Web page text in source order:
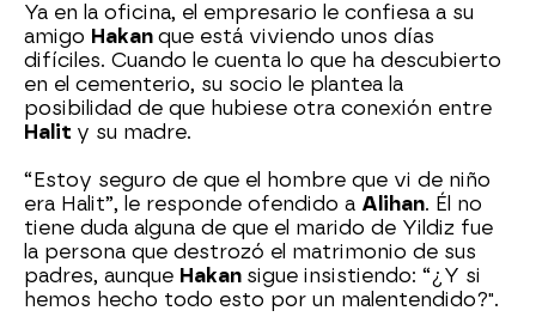
Ya en la oficina, el empresario le confiesa a su
amigo Hakan que está viviendo unos días
difíciles. Cuando le cuenta lo que ha descubierto
en el cementerio, su socio le plantea la
posibilidad de que hubiese otra conexión entre
Halit y su madre.
“Estoy seguro de que el hombre que vi de niño
era Halit”, le responde ofendido a Alihan. Él no
tiene duda alguna de que el marido de Yildiz fue
la persona que destrozó el matrimonio de sus
padres, aunque Hakan sigue insistiendo: “¿Y si
hemos hecho todo esto por un malentendido?".